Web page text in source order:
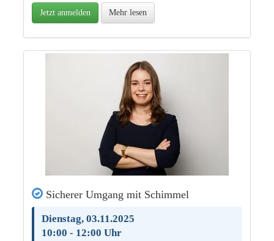
Jetzt anmelden Mehr lesen
Sicherer Umgang mit Schimmel
Dienstag, 03.11.2025
10:00 - 12:00 Uhr